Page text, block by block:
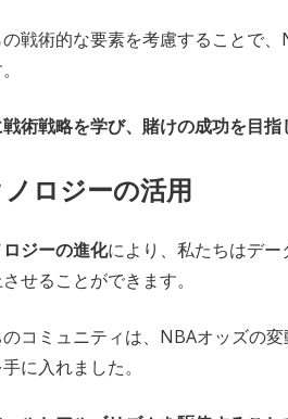
の戦術的な要素を考慮することで
術戦略を学び、賭けの成功を目指
ロジーの活用
ジーの進化により、私たちはデ
せることができます。
コミュニティは、NBAオッズの
に入れました。